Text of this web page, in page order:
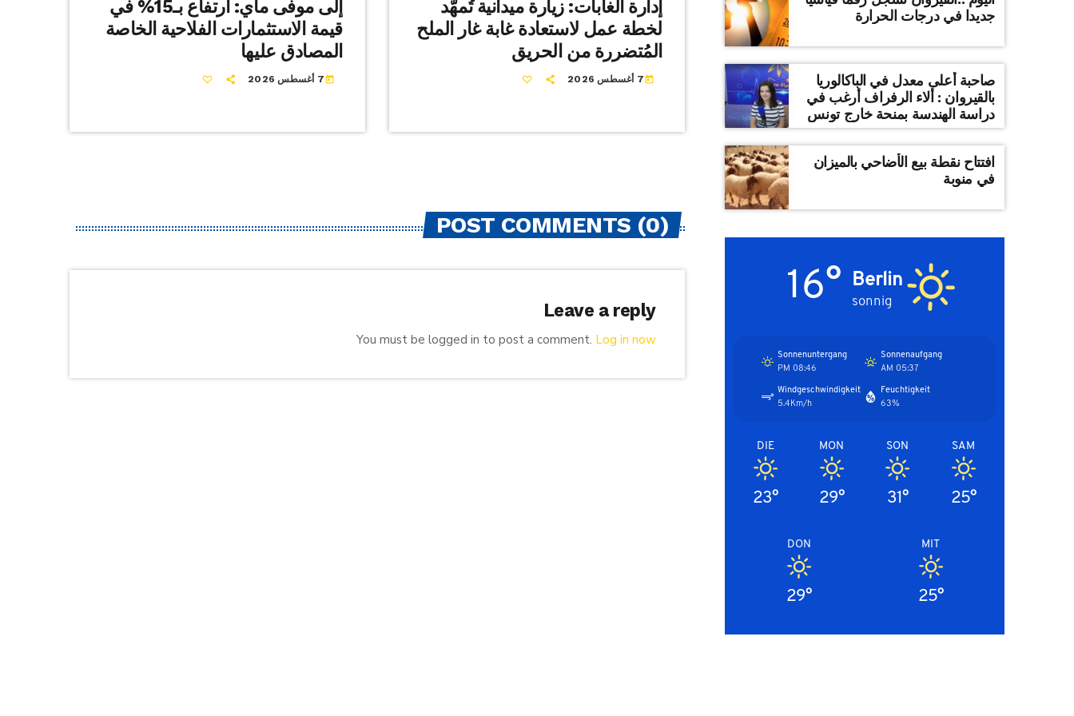
إلى موفى ماي: ارتفاع بـ15% في
قيمة الاستثمارات الفلاحية الخاصة
المصادق عليها
today 7 أغسطس 2026
إدارة الغابات: زيارة ميدانية تُمهّد
لخطة عمل لاستعادة غابة غار الملح
المُتضررة من الحريق
today 7 أغسطس 2026
POST COMMENTS (0)
Leave a reply
You must be logged in to post a comment. Log in now
جديدا في درجات الحرارة
صاحبة أعلى معدل في الباكالوريا
بالقيروان : ألاء الرفراف أرغب في
دراسة الهندسة بمنحة خارج تونس
افتتاح نقطة بيع الأضاحي بالميزان
في منوبة
Berlin
sonnig
16°
Sonnenaufgang
05:37 AM
Sonnenuntergang
08:46 PM
Feuchtigkeit
63%
Windgeschwindigkeit
5.4Km/h
SAM
25°
SON
31°
MON
29°
DIE
23°
MIT
25°
DON
29°